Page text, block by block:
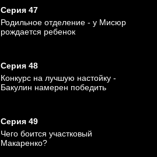
Серия 47
Родильное отделение - у Мисюр
рождается ребенок
Серия 48
Конкурс на лучшую настойку -
Бакулин намерен победить
Серия 49
Чего боится участковый
Макаренко?